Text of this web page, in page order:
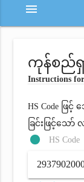
menu
ကုန်စည်ရှ
Instructions
HS Code ဖ
ခြင်းဖြင့်သေ
HS Code